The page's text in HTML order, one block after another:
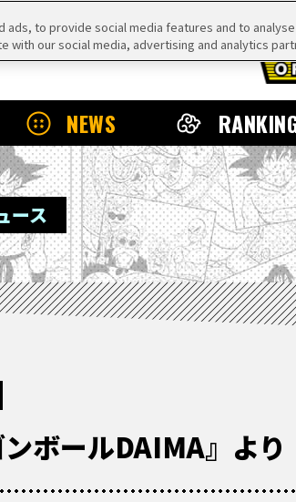
NEWS
ース
ンボールDAIMA』よ
to provide social media features and to
with our social media, advertising and analytics